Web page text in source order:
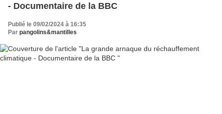
- Documentaire de la BBC
Publié le 09/02/2024 à 16:35
Par pangolins&mantilles